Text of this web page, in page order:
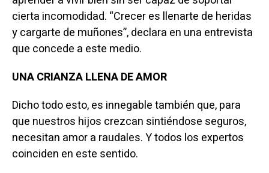
cierta incomodidad. “Crecer es llenarte de heridas
y cargarte de muñones”, declara en una entrevista
que concede a este medio.
UNA CRIANZA LLENA DE AMOR
Dicho todo esto, es innegable también que, para
que nuestros hijos crezcan sintiéndose seguros,
necesitan amor a raudales. Y todos los expertos
coinciden en este sentido.